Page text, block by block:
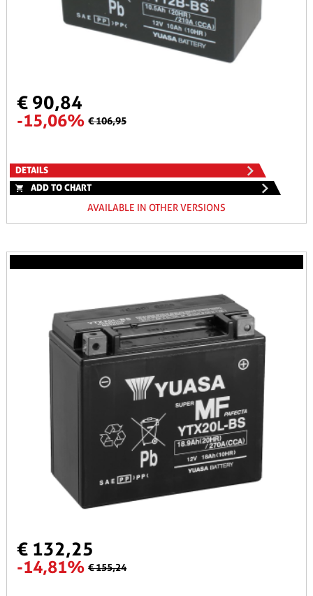
€ 90,84
-15,06% € 106,95
DETAILS
ADD TO CHART
AVAILABLE IN OTHER VERSIONS
€ 132,25
-14,81% € 155,24